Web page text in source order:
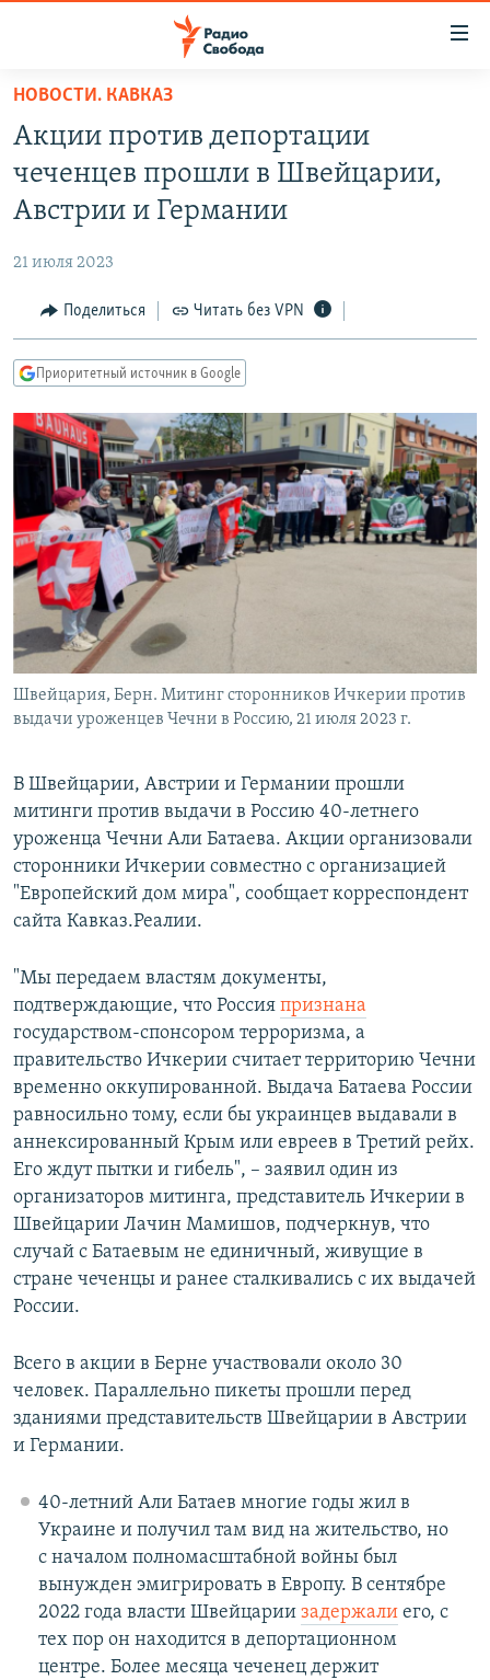
упрощенного
доступа
основному
Вернутся
Вернутся
поиску
ПОДКАСТЫ
АВТОРСКИЕ ПРОЕКТЫ
МНЕНИЯ
КУЛЬТУРА
КАВКАЗ.РЕАЛИИ
СЕВЕР.РЕАЛИИ
СИБИРЬ.РЕАЛИИ
РАСПИСАНИЕ ВЕЩАНИЯ
ПОДПИШИТЕСЬ НА РАССЫЛКУ
СОЦИАЛЬНЫЕ СЕТИ
НОВОСТИ. КАВКАЗ
Акции против депортации
чеченцев прошли в Швейцарии,
Австрии и Германии
21 июля 2023
Поделиться Читать без VPN
Приоритетный источник в Google
Швейцария, Берн. Митинг сторонников Ичкерии против
выдачи уроженцев Чечни в Россию, 21 июля 2023 г.
В Швейцарии, Австрии и Германии прошли
митинги против выдачи в Россию 40-летнего
уроженца Чечни Али Батаева. Акции организовали
сторонники Ичкерии совместно с организацией
"Европейский дом мира", сообщает корреспондент
сайта Кавказ.Реалии.
"Мы передаем властям документы,
подтверждающие, что Россия признана
государством-спонсором терроризма, а
правительство Ичкерии считает территорию Чечни
временно оккупированной. Выдача Батаева России
равносильно тому, если бы украинцев выдавали в
аннексированный Крым или евреев в Третий рейх.
Его ждут пытки и гибель", – заявил один из
организаторов митинга, представитель Ичкерии в
Швейцарии Лачин Мамишов, подчеркнув, что
случай с Батаевым не единичный, живущие в
стране чеченцы и ранее сталкивались с их выдачей
России.
Всего в акции в Берне участвовали около 30
человек. Параллельно пикеты прошли перед
зданиями представительств Швейцарии в Австрии
и Германии.
40-летний Али Батаев многие годы жил в
Украине и получил там вид на жительство, но
с началом полномасштабной войны был
вынужден эмигрировать в Европу. В сентябре
2022 года власти Швейцарии задержалиего, с
тех пор он находится в депортационном
центре. Более месяца чеченец держит